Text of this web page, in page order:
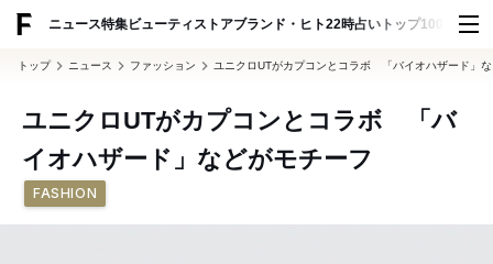
ニュース特集ビューティ ストアブランド・ヒト22時占い トップ100 スナッ
トップ ニュース ファッション ユニクロUTがカプコンとコラボ 「バイオハザード」
ユニクロUTがカプコンとコラボ 「バ
イオハザード」などがモチーフ
FASHION